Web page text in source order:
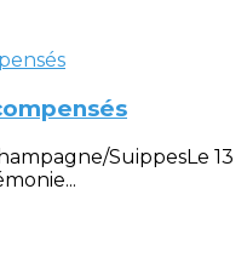
SuippesLe 13